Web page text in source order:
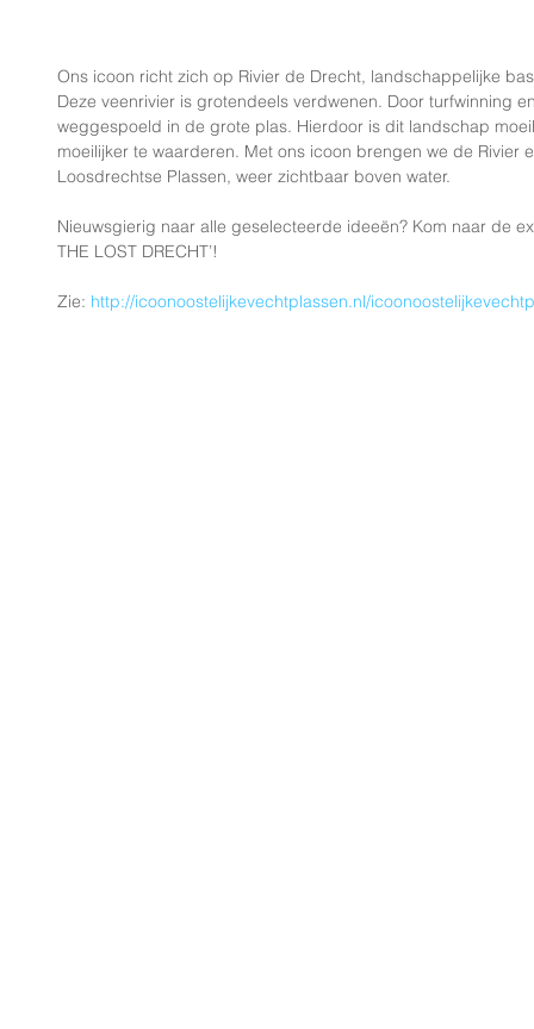
Ons icoon richt zich op Rivier de Drecht, landschappelijke
Deze veenrivier is grotendeels verdwenen. Door turfwinning
weggespoeld in de grote plas. Hierdoor is dit landschap
moeilijker te waarderen. Met ons icoon brengen we de
Loosdrechtse Plassen, weer zichtbaar boven water.
Nieuwsgierig naar alle geselecteerde ideeën? Kom naar de
THE LOST DRECHT’!
Zie: http://icoonoostelijkevechtplassen.nl/